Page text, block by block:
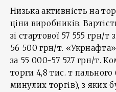
Низька активність на
ціни виробників.
зі стартової 57 555 грн/т
56 500 грн/т.
за 55 000-57 527 грн/т.
торги 4,8 тис. т пального
минулих торгів), з яких